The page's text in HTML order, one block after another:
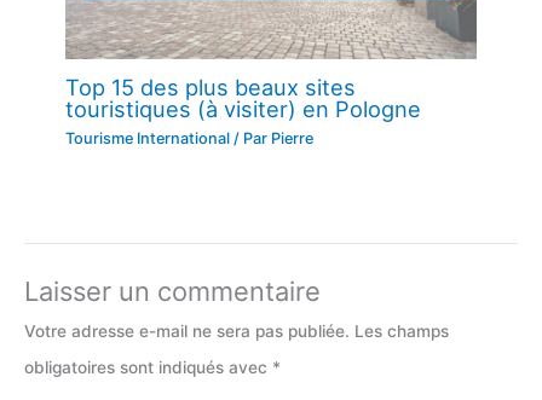
Top 15 des plus beaux sites
touristiques (à visiter) en Pologne
Tourisme International / Par Pierre
Laisser un commentaire
Votre adresse e-mail ne sera pas publiée. Les champs
obligatoires sont indiqués avec *